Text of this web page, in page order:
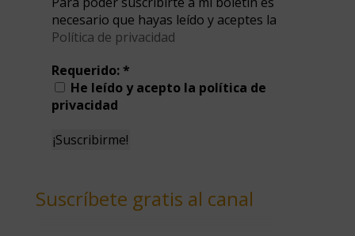
necesario que hayas leído y aceptes la
Política de privacidad
Requerido:*
He leído y acepto la política de
privacidad
Suscríbete gratis al canal